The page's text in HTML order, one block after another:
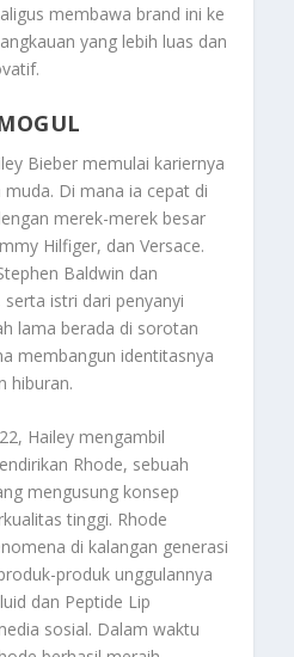
membawa brand ini ke
yang lebih luas dan
.
Bieber memulai kariernya
Di mana ia cepat di
merek-merek besar
Hilfiger, dan Versace.
Baldwin dan
istri dari penyanyi
lama berada di sorotan
membangun identitasnya
hiburan.
Hailey mengambil
Rhode, sebuah
mengusung konsep
tinggi. Rhode
di kalangan generasi
produk unggulannya
dan Peptide Lip
sosial. Dalam waktu